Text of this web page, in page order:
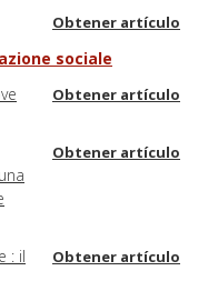
Obtener artículo
sociale
Obtener artículo
Obtener artículo
: il
Obtener artículo